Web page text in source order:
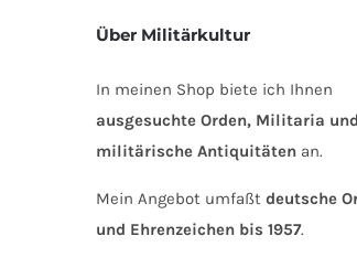
Über Militärkultur
In meinen Shop biete ich Ihnen
ausgesuchte Orden, Militaria und
militärische Antiquitäten an.
Mein Angebot umfaßt deutsche
und Ehrenzeichen bis 1957.